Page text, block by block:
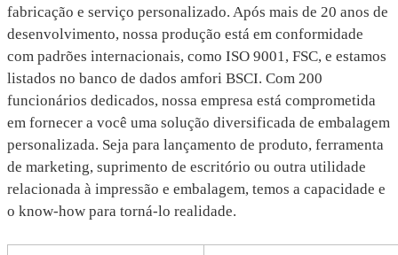
fabricação e serviço personalizado. Após mais de 20 anos de
desenvolvimento, nossa produção está em conformidade
com padrões internacionais, como ISO 9001, FSC, e estamos
listados no banco de dados amfori BSCI. Com 200
funcionários dedicados, nossa empresa está comprometida
em fornecer a você uma solução diversificada de embalagem
personalizada. Seja para lançamento de produto, ferramenta
de marketing, suprimento de escritório ou outra utilidade
relacionada à impressão e embalagem, temos a capacidade e
o know-how para torná-lo realidade.